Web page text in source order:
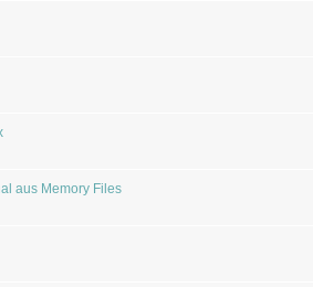
aus Memory Files